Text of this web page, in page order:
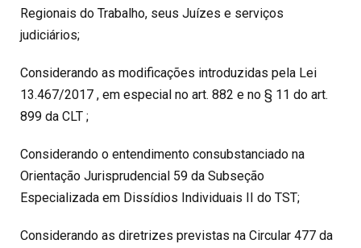
Regionais do Trabalho, seus Juízes e serviços
judiciários;
Considerando as modificações introduzidas pela Lei
13.467/2017 , em especial no art. 882 e no § 11 do art.
899 da CLT ;
Considerando o entendimento consubstanciado na
Orientação Jurisprudencial 59 da Subseção
Especializada em Dissídios Individuais II do TST;
Considerando as diretrizes previstas na Circular 477 da